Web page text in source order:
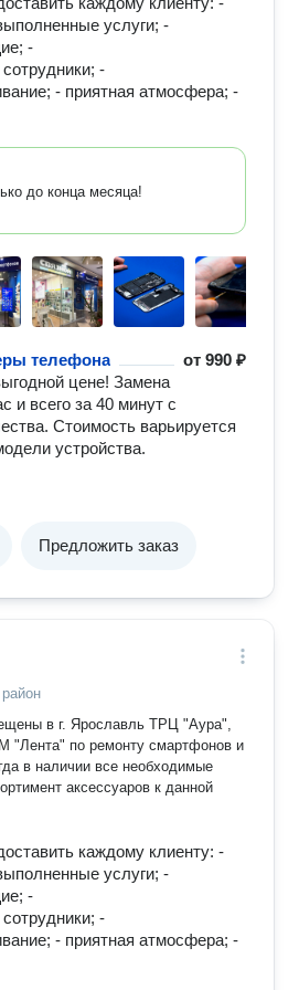
услуги; -
-
-
- приятная атмосфера; -
до конца месяца!
телефона от990 ₽
цене! Замена
и всего за 40 минут с
Стоимость варьируется
устройства.
Предложить заказ
в г. Ярославль ТРЦ "Аура",
в наличии все необходимые
аксессуаров к данной
каждому клиенту: -
услуги; -
-
-
- приятная атмосфера; -